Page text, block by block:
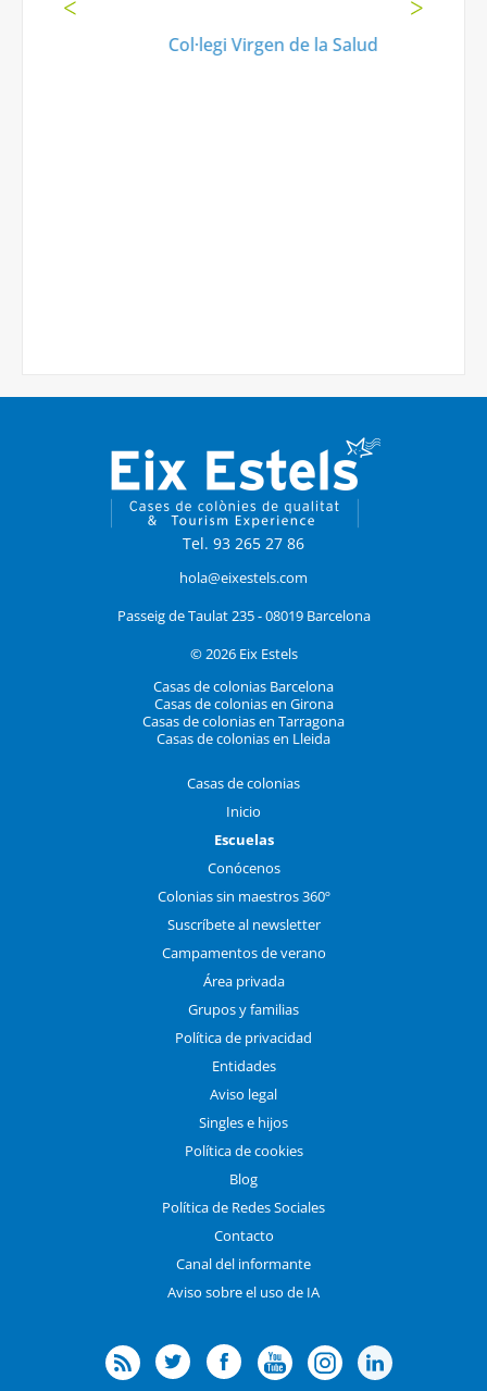
Col·legi Virgen de la Salud
Tel. 93 265 27 86
hola@eixestels.com
Passeig de Taulat 235 - 08019 Barcelona
© 2026 Eix Estels
Casas de colonias Barcelona
Casas de colonias en Girona
Casas de colonias en Tarragona
Casas de colonias en Lleida
Casas de colonias
Inicio
Escuelas
Conócenos
Colonias sin maestros 360º
Suscríbete al newsletter
Campamentos de verano
Área privada
Grupos y familias
Política de privacidad
Entidades
Aviso legal
Singles e hijos
Política de cookies
Blog
Política de Redes Sociales
Contacto
Canal del informante
Aviso sobre el uso de IA